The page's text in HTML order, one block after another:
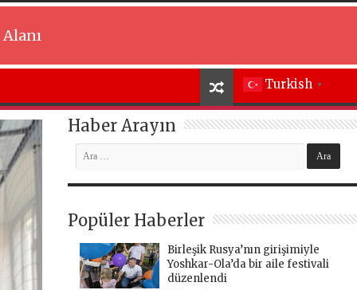
Turkish ▼
Haber Arayın
Popüler Haberler
Birleşik Rusya’nın girişimiyle
Yoshkar-Ola’da bir aile festivali
düzenlendi